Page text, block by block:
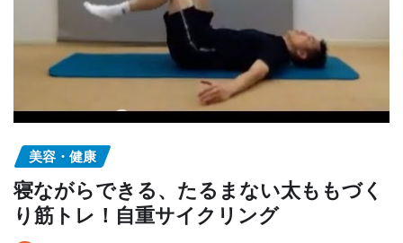
美容・健康
寝ながらできる、たるまない太ももづく
り筋トレ！自重サイクリング